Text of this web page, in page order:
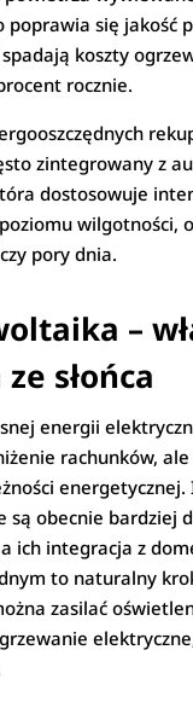
poprawia się jakość
koszty
rocznie.
zintegrowany z
dostosowuje
wilgotności,
pory dnia.
–
słońca
energii
rachunków,
energetycznej.
są obecnie bardziej
ich integracja z
to naturalny
zasilać